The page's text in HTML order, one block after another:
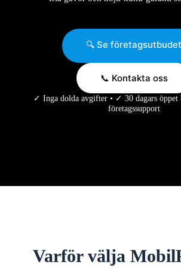
🔍 Se företagsutbudet
📞 Kontakta oss
✓ Inga dolda avgifter • ✓ 30 dagars öppet
företagssupport
Varför välja